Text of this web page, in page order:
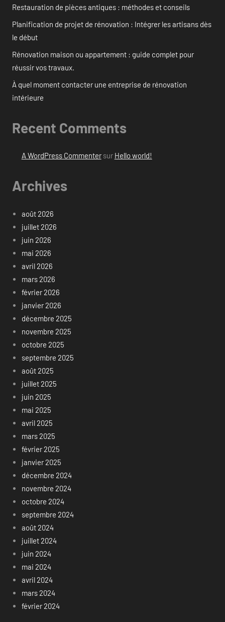
Restauration de pièces antiques : méthodes et conseils
Planification de projet de rénovation : Intégrer les artisans dès
le début
Rénovation maison ou appartement : guide complet pour
réussir vos travaux.
À quel moment contacter une entreprise de rénovation
intérieure
Recent Comments
A WordPress Commentersur Hello world!
Archives
août 2026
juillet 2026
juin 2026
mai 2026
avril 2026
mars 2026
février 2026
janvier 2026
décembre 2025
novembre 2025
octobre 2025
septembre 2025
août 2025
juillet 2025
juin 2025
mai 2025
avril 2025
mars 2025
février 2025
janvier 2025
décembre 2024
novembre 2024
octobre 2024
septembre 2024
août 2024
juillet 2024
juin 2024
mai 2024
avril 2024
mars 2024
février 2024